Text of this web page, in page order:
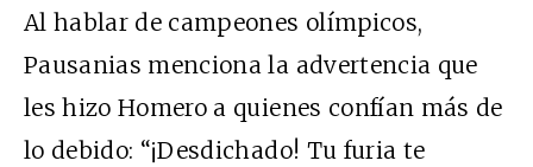
Al hablar de campeones olímpicos,
Pausanias menciona la advertencia que
les hizo Homero a quienes confían más de
lo debido: “¡Desdichado! Tu furia te